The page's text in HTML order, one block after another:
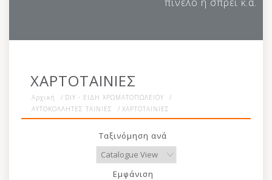
ΧΑΡΤΟΤΑΙΝΙΕΣ
Αρχική / DIY - ΕΙΔΗ ΧΡΩΜΑΤΟΠΩΛΕΙΟΥ
/
ΑΥΤΟΚΟΛΛΗΤΕΣ ΤΑΙΝΙΕΣ
/ ΧΑΡΤΟΤΑΙΝΙΕΣ
Ταξινόμηση ανά
Εμφάνιση